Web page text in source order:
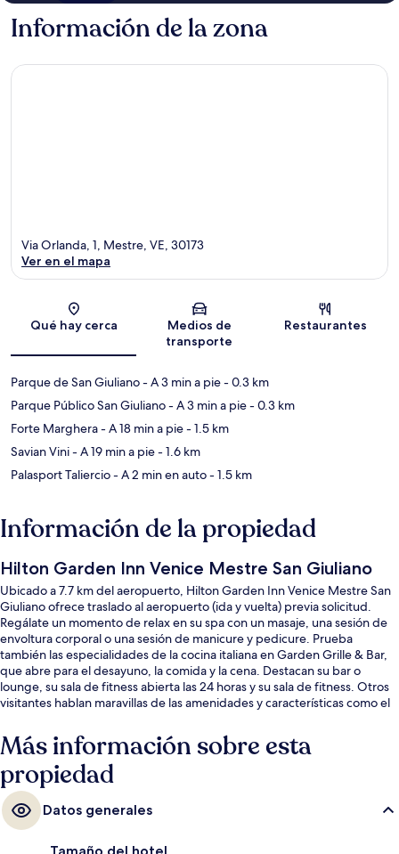
Información de la zona
Sección del mapa
Via Orlanda, 1, Mestre, VE, 30173
Ver en el mapa
Qué hay cerca
Medios de
transporte
Restaurantes
Parque de San Giuliano- A 3 min a pie- 0.3 km
Parque Público San Giuliano- A 3 min a pie- 0.3 km
Forte Marghera- A 18 min a pie- 1.5 km
Savian Vini- A 19 min a pie- 1.6 km
Palasport Taliercio- A 2 min en auto- 1.5 km
Información de la propiedad
Hilton Garden Inn Venice Mestre San Giuliano
Ubicado a 7.7 km del aeropuerto, Hilton Garden Inn Venice Mestre San
Giuliano ofrece traslado al aeropuerto (ida y vuelta) previa solicitud.
Regálate un momento de relax en su spa con un masaje, una sesión de
envoltura corporal o una sesión de manicure y pedicure. Prueba
también las especialidades de la cocina italiana en Garden Grille & Bar,
que abre para el desayuno, la comida y la cena. Destacan su bar o
lounge, su sala de fitness abierta las 24 horas y su sala de fitness. Otros
visitantes hablan maravillas de las amenidades y características como el
Más información sobre esta
propiedad
Datos generales